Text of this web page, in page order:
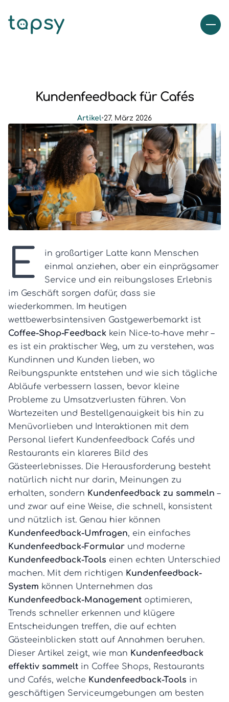
Kundenfeedback für Cafés
Artikel•27. März 2026
E
in großartiger Latte kann Menschen
einmal anziehen, aber ein einprägsamer
Service und ein reibungsloses Erlebnis
im Geschäft sorgen dafür, dass sie
wiederkommen. Im heutigen
wettbewerbsintensiven Gastgewerbemarkt ist
Coffee-Shop-Feedback kein Nice-to-have mehr –
es ist ein praktischer Weg, um zu verstehen, was
Kundinnen und Kunden lieben, wo
Reibungspunkte entstehen und wie sich tägliche
Abläufe verbessern lassen, bevor kleine
Probleme zu Umsatzverlusten führen. Von
Wartezeiten und Bestellgenauigkeit bis hin zu
Menüvorlieben und Interaktionen mit dem
Personal liefert Kundenfeedback Cafés und
Restaurants ein klareres Bild des
Gästeerlebnisses. Die Herausforderung besteht
natürlich nicht nur darin, Meinungen zu
erhalten, sondern Kundenfeedback zu sammeln –
und zwar auf eine Weise, die schnell, konsistent
und nützlich ist. Genau hier können
Kundenfeedback-Umfragen, ein einfaches
Kundenfeedback-Formular und moderne
Kundenfeedback-Tools einen echten Unterschied
machen. Mit dem richtigen Kundenfeedback-
System können Unternehmen das
Kundenfeedback-Management optimieren,
Trends schneller erkennen und klügere
Entscheidungen treffen, die auf echten
Gästeeinblicken statt auf Annahmen beruhen.
Dieser Artikel zeigt, wie man Kundenfeedback
effektiv sammelt in Coffee Shops, Restaurants
und Cafés, welche Kundenfeedback-Tools in
geschäftigen Serviceumgebungen am besten